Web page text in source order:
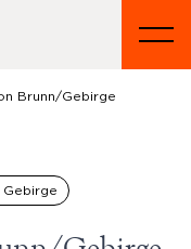
Brunn/Gebirge
Gebirge